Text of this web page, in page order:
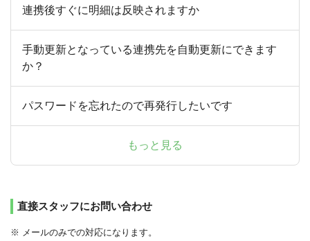
連携後すぐに明細は反映されますか
手動更新となっている連携先を自動更新にできます
か？
パスワードを忘れたので再発行したいです
もっと見る
直接スタッフにお問い合わせ
※ メールのみでの対応になります。